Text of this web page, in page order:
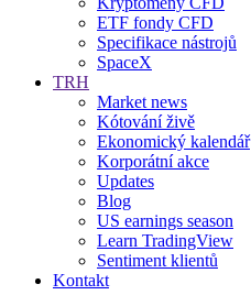
ETF fondy CFD
Specifikace nástrojů
SpaceX
TRH
Market news
Kótování živě
Ekonomický kalendář
Korporátní akce
Updates
Blog
US earnings season
Learn TradingView
Sentiment klientů
Kontakt